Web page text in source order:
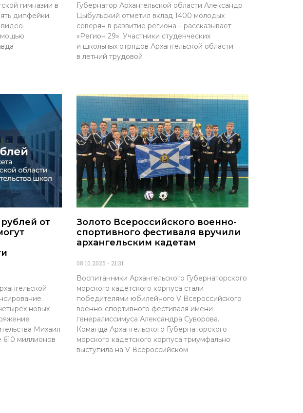
гимназии в
дипфейки.
Губернатор Архангельской области Александр
Цыбульский отметил вклад 1400 молодых
северян в развитие региона – рассказывает
«Регион 29». Участники студенческих
и школьных отрядов Архангельской области
в летний трудовой
от
новых
Михаил
миллионов
Золото Всероссийского военно-
спортивного фестиваля вручили
архангельским кадетам
08.10.2025 21:31
Воспитанники Архангельского Губернаторского
морского кадетского корпуса стали
победителями юбилейного V Всероссийского
военно-спортивного фестиваля имени
генералиссимуса Александра Суворова.
Команда Архангельского Губернаторского
морского кадетского корпуса триумфально
выступила на V Всероссийском